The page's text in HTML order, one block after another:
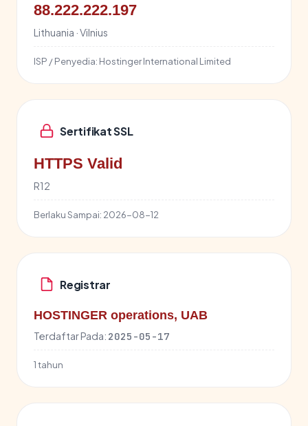
88.222.222.197
Lithuania · Vilnius
ISP / Penyedia: Hostinger International Limited
Sertifikat SSL
HTTPS Valid
R12
Berlaku Sampai: 2026-08-12
Registrar
HOSTINGER operations, UAB
Terdaftar Pada: 2025-05-17
1 tahun